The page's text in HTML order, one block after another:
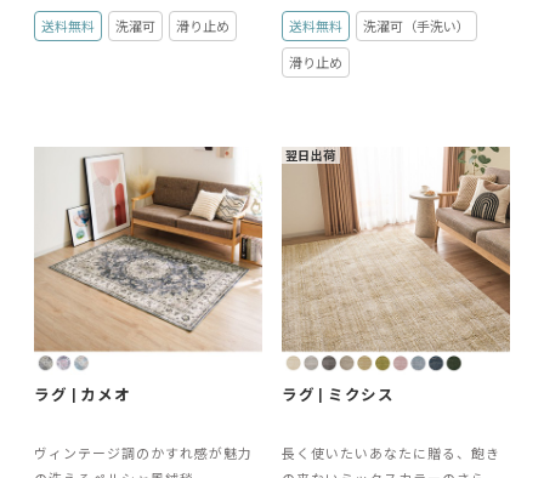
送料無料 洗濯可 滑り止め 送料無料 洗濯可（手洗い）
滑り止め
ラグ | カメオ
ヴィンテージ調のかすれ感が魅力
翌日出荷
ラグ | ミクシス
長く使いたいあなたに贈る、飽き